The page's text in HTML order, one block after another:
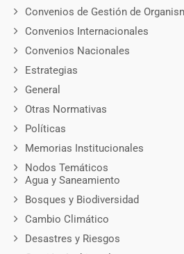
Convenios de Gestión de
Convenios Internacionales
Convenios Nacionales
Estrategias
General
Otras Normativas
Políticas
Memorias Institucionales
Nodos Temáticos
Agua y Saneamiento
Bosques y Biodiversidad
Cambio Climático
Desastres y Riesgos